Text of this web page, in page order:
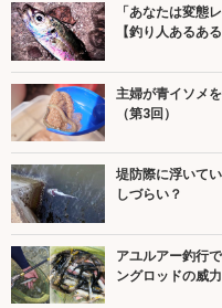
「あなたは変態
【釣り人あるある
主婦が青イソメ
（第3回）
堤防際に浮いて
しづらい？
アユルアー釣行
ングロッドの威